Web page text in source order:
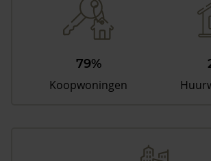
79%
Koopwoningen